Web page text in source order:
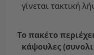
γίνεται τακτική
Το πακέτο
κάψουλες